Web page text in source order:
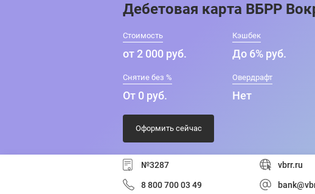
Дебетовая карта ВБРР
Стоимость
от 2 000 руб.
Кэшбек
До 6% руб.
Снятие без %
От 0 руб.
Овердрафт
Нет
Оформить сейчас
№3287 vbrr.ru
8 800 700 03 49